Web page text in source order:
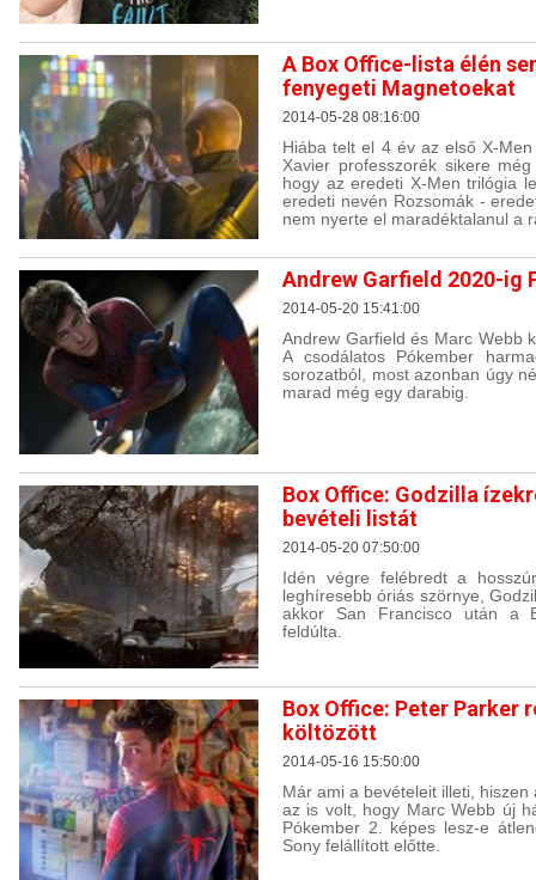
A Box Office-lista élén
fenyegeti Magnetoekat
2014-05-28 08:16:00
Hiába telt el 4 év az első X-
Xavier professzorék sikere
hogy az eredeti X-Men trilógia
eredeti nevén Rozsomák -
nem nyerte el maradéktalanul a
Andrew Garfield 2020-ig
2014-05-20 15:41:00
Andrew Garfield és Marc Webb
A csodálatos Pókember
sorozatból, most azonban úgy
marad még egy darabig.
Box Office: Godzilla
bevételi listát
2014-05-20 07:50:00
Idén végre felébredt a
leghíresebb óriás szörnye,
akkor San Francisco után a
feldúlta.
Box Office: Peter Parker
költözött
2014-05-16 15:50:00
Már ami a bevételeit illeti,
az is volt, hogy Marc Webb új
Pókember 2. képes lesz-e
Sony felállított előtte.